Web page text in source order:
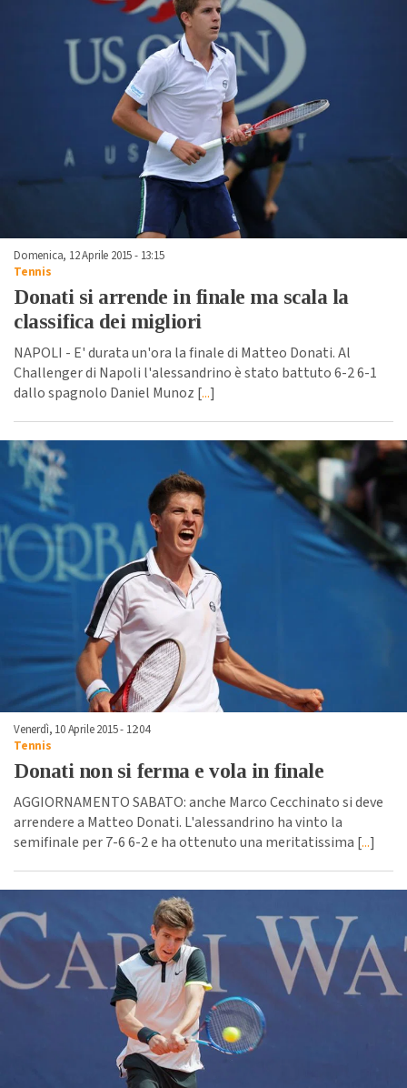
Domenica, 12 Aprile 2015 - 13:15
Tennis
Donati si arrende in finale ma scala la
classifica dei migliori
NAPOLI - E' durata un'ora la finale di Matteo Donati. Al
Challenger di Napoli l'alessandrino è stato battuto 6-2 6-1
dallo spagnolo Daniel Munoz [...]
Venerdì, 10 Aprile 2015 - 12:04
Tennis
Donati non si ferma e vola in finale
AGGIORNAMENTO SABATO: anche Marco Cecchinato si deve
arrendere a Matteo Donati. L'alessandrino ha vinto la
semifinale per 7-6 6-2 e ha ottenuto una meritatissima [...]